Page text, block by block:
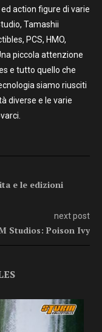
action figure di varie
Tamashii
PCS, HMO,
piccola attenzione
e tutto quello che
siamo riusciti
diverse e le varie
e le edizioni
next post
Studios: Poison Ivy